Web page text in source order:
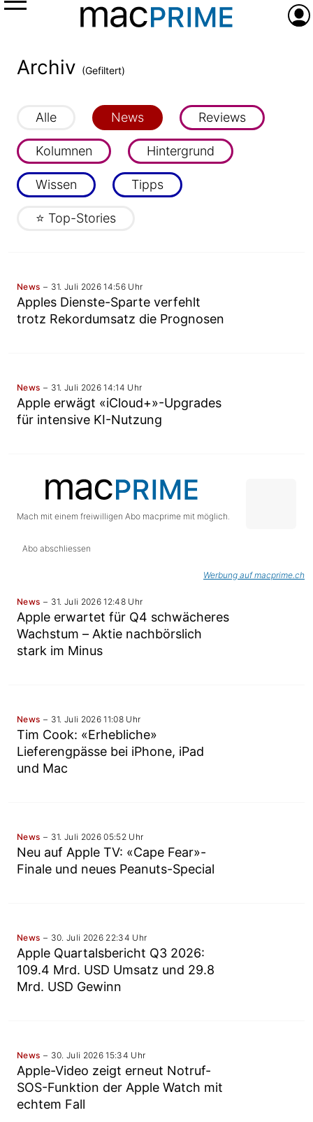
Menü
Archiv (Gefiltert)
Alle News Reviews
Kolumnen Hintergrund
Wissen Tipps
⭐️ Top-Stories
News 31. Juli 2026 14:56 Uhr
Apples Dienste-Sparte verfehlt
trotz Rekordumsatz die Prognosen
News 31. Juli 2026 14:14 Uhr
Apple erwägt «iCloud+»-Upgrades
für intensive KI-Nutzung
Mach mit einem freiwilligen Abo macprime mit möglich.
Abo abschliessen
Werbung auf macprime.ch
News 31. Juli 2026 12:48 Uhr
Apple erwartet für Q4 schwächeres
Wachstum – Aktie nachbörslich
stark im Minus
News 31. Juli 2026 11:08 Uhr
Tim Cook: «Erhebliche»
Lieferengpässe bei iPhone, iPad
und Mac
News 31. Juli 2026 05:52 Uhr
Neu auf Apple TV: «Cape Fear»-
Finale und neues Peanuts-Special
News 30. Juli 2026 22:34 Uhr
Apple Quartalsbericht Q3 2026:
109.4 Mrd. USD Umsatz und 29.8
Mrd. USD Gewinn
News 30. Juli 2026 15:34 Uhr
Apple-Video zeigt erneut Notruf-
SOS-Funktion der Apple Watch mit
echtem Fall